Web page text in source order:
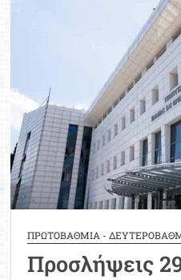
εκπαιδευτικών
μελών
ΕΕΠ-
ΕΒΠ
ΠΡΩΤΟΒΑΘΜΙΑ -
Προσλήψεις